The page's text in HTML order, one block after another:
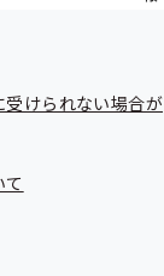
ニ
けられない場合が
優良法人
います